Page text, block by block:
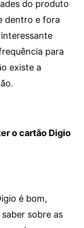
do produto
dentro e fora
para
existe a
o cartão Digio
é bom,
sobre as